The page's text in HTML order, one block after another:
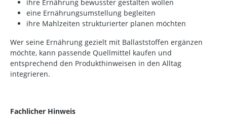
ihre Ernährung bewusster gestalten wollen
eine Ernährungsumstellung begleiten
ihre Mahlzeiten strukturierter planen möchten
Wer seine Ernährung gezielt mit Ballaststoffen ergänzen
möchte, kann passende Quellmittel kaufen und
entsprechend den Produkthinweisen in den Alltag
integrieren.
Fachlicher Hinweis